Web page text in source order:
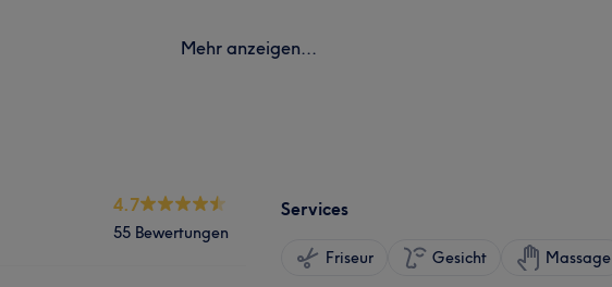
Mehr anzeigen...
4.7
55 Bewertungen
Services
Friseur Gesicht Massage